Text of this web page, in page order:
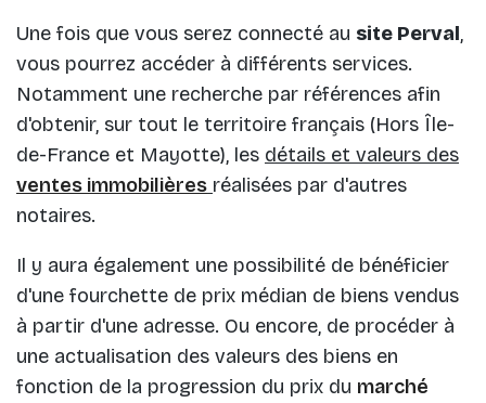
Une fois que vous serez connecté au site Perval,
vous pourrez accéder à différents services.
Notamment une recherche par références afin
d'obtenir, sur tout le territoire français (Hors Île-
de-France et Mayotte), les détails et valeurs des
ventes immobilières réalisées par d'autres
notaires.
Il y aura également une possibilité de bénéficier
d'une fourchette de prix médian de biens vendus
à partir d'une adresse. Ou encore, de procéder à
une actualisation des valeurs des biens en
fonction de la progression du prix du marché